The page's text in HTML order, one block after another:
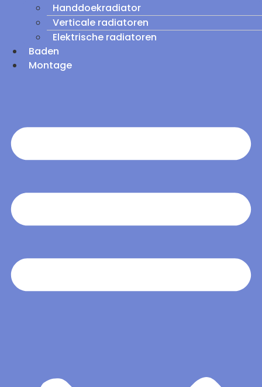
Handdoekradiator
Verticale radiatoren
Elektrische radiatoren
Baden
Montage